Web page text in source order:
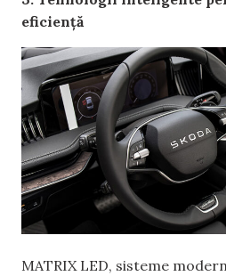
eficiență
MATRIX LED, sisteme